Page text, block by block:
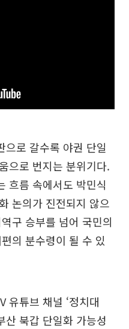
으로 갈수록 야권 단일
으로 번지는 분위기다.
흐름 속에서도 박민식
논의가 진전되지 않으
구 승부를 넘어 국민의
의 분수령이 될 수 있
유튜브 채널 ‘정치대
산 북갑 단일화 가능성